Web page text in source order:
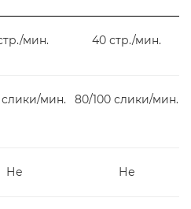
мин. 40 стр./мин.
слики/мин. 80/100 слики/мин.
Не Не